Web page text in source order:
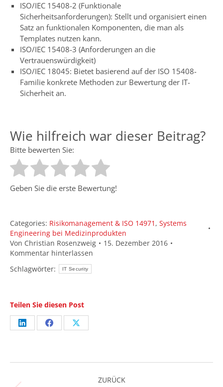
ISO/IEC 15408-2 (Funktionale
Sicherheitsanforderungen): Stellt und organisiert einen
Satz an funktionalen Komponenten, die man als
Templates nutzen kann.
ISO/IEC 15408-3 (Anforderungen an die
Vertrauenswürdigkeit)
ISO/IEC 18045: Bietet basierend auf der ISO 15408-
Familie konkrete Methoden zur Bewertung der IT-
Sicherheit an.
Wie hilfreich war dieser Beitrag?
Bitte bewerten Sie:
Geben Sie die erste Bewertung!
Categories: Risikomanagement & ISO 14971 , Systems
Engineering bei Medizinprodukten
Von Christian Rosenzweig
15. Dezember 2016
Kommentar hinterlassen
Schlagwörter:
IT Security
Teilen Sie diesen Post
Share
LinkedIn
Share
Facebook
Share
X
Kommentarnavigation
ZURÜCK